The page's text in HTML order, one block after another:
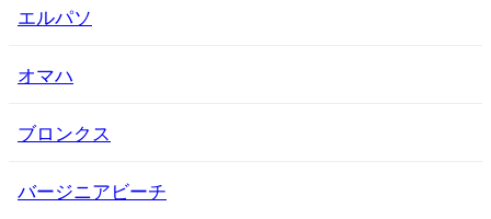
エルパソ
オマハ
ブロンクス
バージニアビーチ